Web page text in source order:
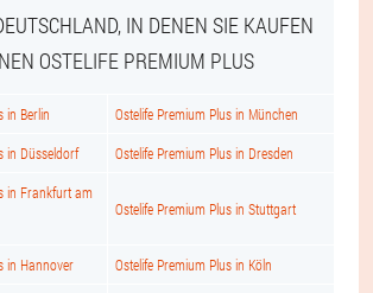
IN DENEN SIE KAUFEN
OSTELIFE PREMIUM PLUS
in Berlin Ostelife Premium Plus in München
in Düsseldorf Ostelife Premium Plus in Dresden
in Frankfurt am
Ostelife Premium Plus in Stuttgart
in Hannover Ostelife Premium Plus in Köln